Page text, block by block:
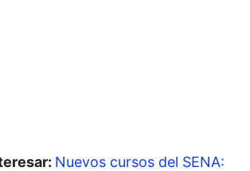
Nuevos cursos del SENA: